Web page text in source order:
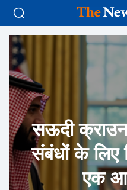
सऊदी
संबंधों के लिए
एक